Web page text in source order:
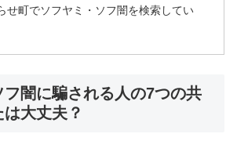
せ町でソフヤミ・ソフ闇を検索してい
フ闇に騙される人の7つの共
大丈夫？